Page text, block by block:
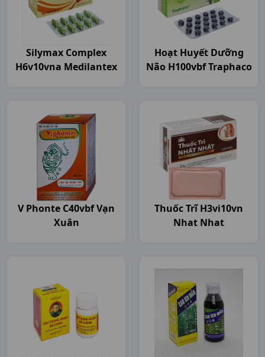
Silymax Complex
H6v10vna Medilantex
Hoạt Huyết Dưỡng
Não H100vbf Traphaco
V Phonte C40vbf Vạn
Xuân
Thuốc Trĩ H3vi10vn
Nhat Nhat